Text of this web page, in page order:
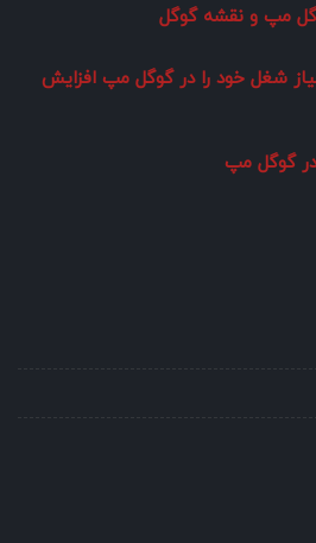
مپ و نقشه گوگل
شغل خود را در گوگل مپ افزایش
گوگل مپ